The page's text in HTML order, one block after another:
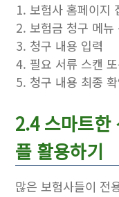
보험사 홈페이지
보험금 청구 메뉴
청구 내용 입력
필요 서류 스캔
청구 내용 최종
2.4 스마트한
플 활용하기
많은 보험사들이 전